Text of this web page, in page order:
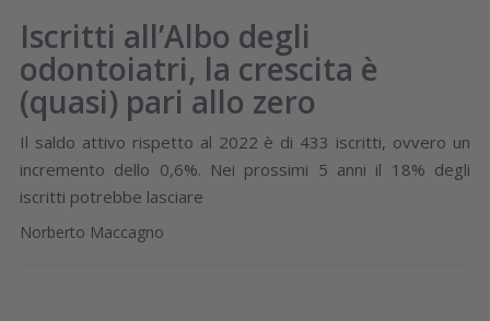
Iscritti all’Albo degli
odontoiatri, la crescita è
(quasi) pari allo zero
Il saldo attivo rispetto al 2022 è di 433 iscritti, ovvero un
incremento dello 0,6%. Nei prossimi 5 anni il 18% degli
iscritti potrebbe lasciare
Norberto Maccagno